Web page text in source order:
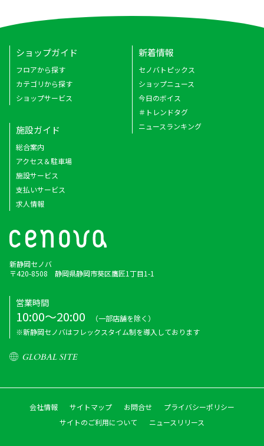
ショップガイド
フロアから探す
カテゴリから探す
ショップサービス
新着情報
セノバトピックス
ショップニュース
今日のボイス
＃トレンドタグ
ニュースランキング
施設ガイド
総合案内
アクセス＆駐車場
施設サービス
支払いサービス
求人情報
新静岡セノバ
〒420-8508 静岡県静岡市葵区鷹匠1丁目1-1
営業時間
10:00～20:00
（一部店舗を除く）
※新静岡セノバはフレックスタイム制を導入しております
GLOBAL SITE
会社情報 サイトマップ お問合せ
プライバシーポリシー
サイトのご利用について
ニュースリリース